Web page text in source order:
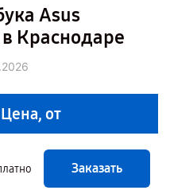
Asus
в Краснодаре
Цена, от
Заказать